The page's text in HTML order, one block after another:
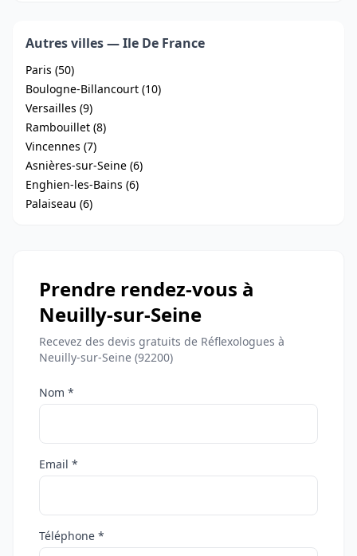
Autres villes — Ile De France
Paris (50)
Boulogne-Billancourt (10)
Versailles (9)
Rambouillet (8)
Vincennes (7)
Asnières-sur-Seine (6)
Enghien-les-Bains (6)
Palaiseau (6)
Prendre rendez-vous à
Neuilly-sur-Seine
Recevez des devis gratuits de Réflexologues à
Neuilly-sur-Seine (92200)
Nom *
Email *
Téléphone *